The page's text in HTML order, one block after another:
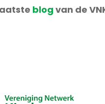
blog van de